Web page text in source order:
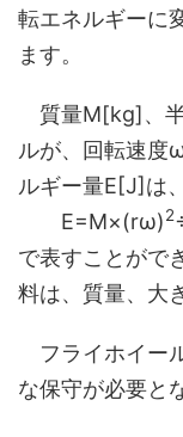
転エネルギーに
ます。
質量M[kg]、
ルが、回転速度
ルギー量E[J]は、
E=M×(rω)2
で表すことがで
料は、質量、大
フライホイー
な保守が必要と